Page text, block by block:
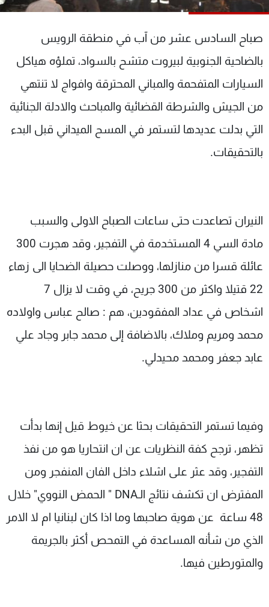
صباح السادس عشر من آب في منطقة الرويس
بالضاحية الجنوبية لبيروت متشح بالسواد، تملؤه هياكل
السيارات المتفحمة والمباني المحترقة وافواج لا تنتهي
من الجيش والشرطة القضائية والمباحث والادلة الجنائية
التي بدلت عديدها لتستمر في المسح الميداني قبل البدء
بالتحقيقات.
النيران تصاعدت حتى ساعات الصباح الاولى والسبب
مادة السي 4 المستخدمة في التفجير، وقد هجرت 300
عائلة قسرا من منازلها، ووصلت حصيلة الضحايا الى زهاء
22 قتيلا واكثر من 300 جريح، في وقت لا يزال 7
اشخاص في عداد المفقودين، هم : صالح عباس واولاده
محمد ومريم وملاك، بالاضافة إلى محمد جابر وجاد علي
عابد جعفر ومحمد محيدلي.
وفيما تستمر التحقيقات بحثا عن خيوط قيل إنها بدأت
تظهر، ترجح كفة النظريات عن ان انتحاريا هو من نفذ
التفجير، وقد عثر على اشلاء داخل الفان المنفجر ومن
المفترض ان تكشف نتائج الـDNA " الحمض النووي" خلال
48 ساعة عن هوية صاحبها وما اذا كان لبنانيا ام لا الامر
الذي من شأنه المساعدة في التمحص أكثر بالجريمة
والمتورطين فيها.
شاهد البرامج
عن MTV
الإنـتـاج
لاعلاناتكم
وظائف
تواصل معنا
شروط الإسـتخدام
سياسة الخصوصية